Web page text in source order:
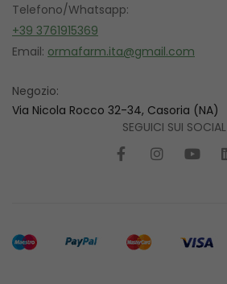
Telefono/Whatsapp:
+39 3761915369
Email: ormafarm.ita@gmail.com
Negozio:
Via Nicola Rocco 32-34, Casoria (NA)
SEGUICI SUI SOCIAL